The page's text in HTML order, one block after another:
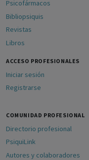
Psicofármacos
Bibliopsiquis
Revistas
Libros
ACCESO PROFESIONALES
Iniciar sesión
Registrarse
COMUNIDAD PROFESIONAL
Directorio profesional
PsiquiLink
Autores y colaboradores